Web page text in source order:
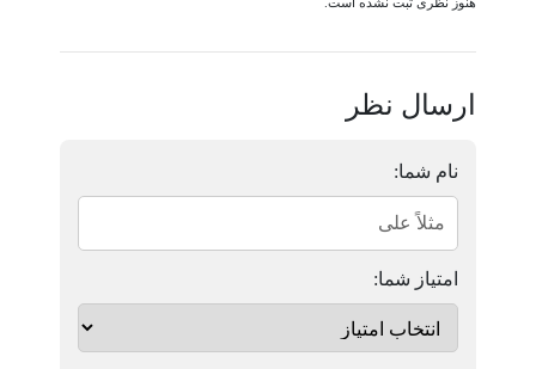
ارسال نظر
نام شما:
امتیاز شما: